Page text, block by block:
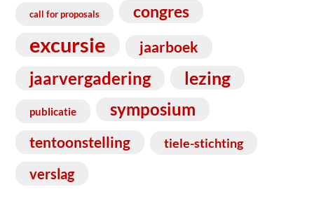
call for proposals congres
excursie jaarboek
jaarvergadering lezing
publicatie symposium
tentoonstelling tiele-stichting
verslag